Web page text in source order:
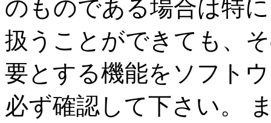
のものである場合は特
扱うことができても、
要とする機能をソフト
必ず確認して下さい。